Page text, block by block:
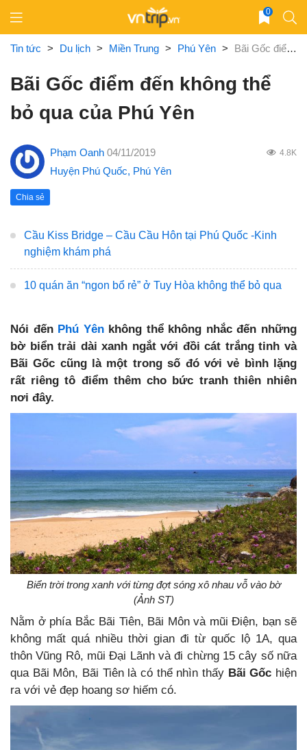
content
0
Tin tức > Du lịch > Miền Trung > Phú Yên > Bãi Gốc điểm đến không thể bỏ qua của Phú Yên
Bãi Gốc điểm đến không thể
bỏ qua của Phú Yên
Phạm Oanh 04/11/2019 4.8K
Huyện Phú Quốc, Phú Yên
Chia sẻ
Cầu Kiss Bridge – Cầu Cầu Hôn tại Phú Quốc -Kinh
nghiệm khám phá
10 quán ăn “ngon bổ rẻ” ở Tuy Hòa không thể bỏ qua
Nói đến Phú Yênkhông thể không nhắc đến những
bờ biển trải dài xanh ngắt với đồi cát trắng tinh và
Bãi Gốc cũng là một trong số đó với vẻ bình lặng
rất riêng tô điểm thêm cho bức tranh thiên nhiên
nơi đây.
Biển trời trong xanh với từng đợt sóng xô nhau vỗ vào bờ
(Ảnh ST)
Nằm ở phía Bắc Bãi Tiên, Bãi Môn và mũi Điện, bạn sẽ
không mất quá nhiều thời gian đi từ quốc lộ 1A, qua
thôn Vũng Rô, mũi Đại Lãnh và đi chừng 15 cây số nữa
qua Bãi Môn, Bãi Tiên là có thể nhìn thấy Bãi Gốc hiện
ra với vẻ đẹp hoang sơ hiếm có.